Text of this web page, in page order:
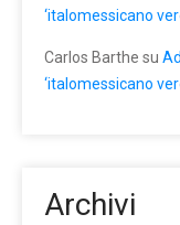
‘italomessicano
Carlos Barthe su
‘italomessicano
Archivi